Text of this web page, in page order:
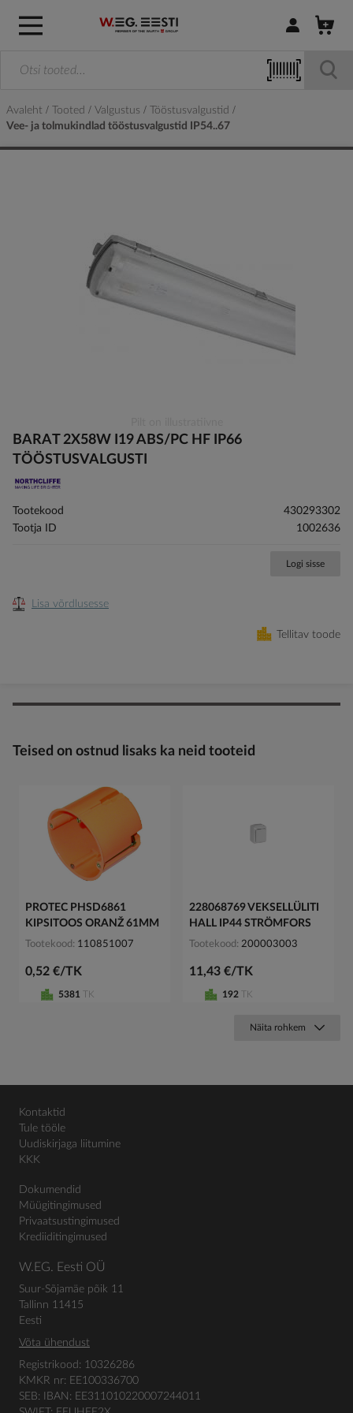
Logi sisse /
Avaleht Tooted Valgustus
Tööstusvalgustid
Vee- ja tolmukindlad tööstusvalgustid IP54..67
to
the
of
images
gallery
BARAT 2X58W I19 ABS/PC HF IP66
TÖÖSTUSVALGUSTI
Tootekood
430293302
Tootja ID
1002636
Logi sisse
Lisa võrdlusesse
Tellitav toode
Teised on ostnud lisaks ka neid tooteid
PROTEC PHSD6861
KIPSITOOS ORANŽ 61MM
Tootekood 110851007
0,52 €/TK
5381 TK
228068769 VEKSELLÜLITI
HALL IP44 STRÖMFORS
Tootekood 200003003
11,43 €/TK
192 TK
Näita rohkem
Kontaktid
Tule tööle
Uudiskirjaga liitumine
KKK
Dokumendid
Müügitingimused
Privaatsustingimused
Krediiditingimused
W.EG. Eesti OÜ
Suur-Sõjamäe põik 11
Tallinn 11415
Eesti
Võta ühendust
Registrikood: 10326286
KMKR nr: EE100336700
SEB: IBAN: EE311010220007244011